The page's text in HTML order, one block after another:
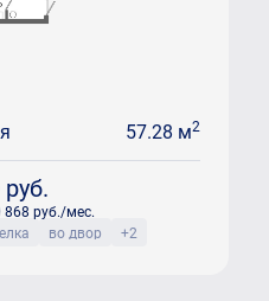
57.28 м2
руб.
868 руб./мес.
во двор +2